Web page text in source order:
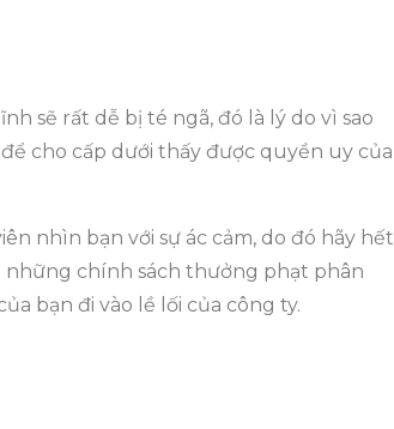
sẽ rất dễ bị té ngã, đó là lý do vì sao
cho cấp dưới thấy được quyền uy của
nhìn bạn với sự ác cảm, do đó hãy hết
những chính sách thưởng phạt phân
bạn đi vào lề lối của công ty.